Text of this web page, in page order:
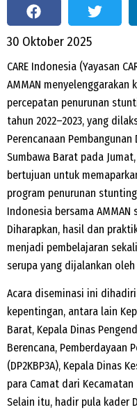
30 Oktober 2025
CARE Indonesia (Yayasan
AMMAN
percepatan penurunan
tahun 2022–2023, yang
Perencanaan
Sumbawa Barat pada
bertujuan untuk
program penurunan
Indonesia bersama
Diharapkan, hasil dan
menjadi pembelajaran
serupa yang dijalankan
Acara diseminasi ini
kepentingan, antara lain
Barat, Kepala Dinas
Berencana, Pemberdayaan
(DP2KBP3A), Kepala Dinas
para Camat dari Kecamatan
Selain itu, hadir pula kader